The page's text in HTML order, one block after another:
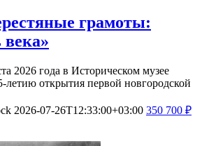
грамоты:
века»
2026 года в Историческом музее
летию открытия первой новгородской
2026-07-26T12:33:00+03:00 350 700 ₽